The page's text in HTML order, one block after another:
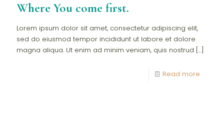
Where You come first.
Lorem ipsum dolor sit amet, consectetur adipiscing elit,
sed do eiusmod tempor incididunt ut labore et dolore
magna aliqua. Ut enim ad minim veniam, quis nostrud […]
Read more